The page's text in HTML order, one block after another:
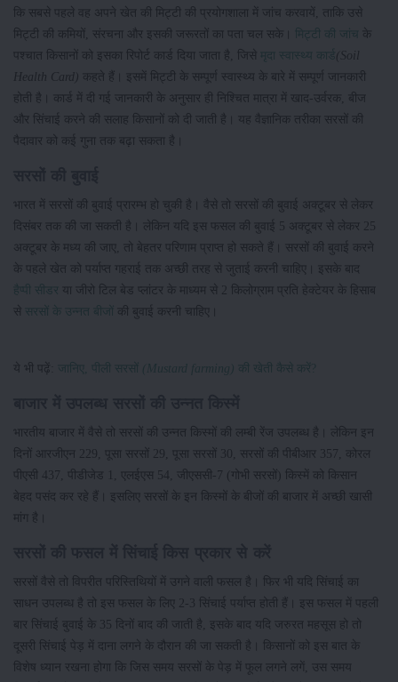
कि सबसे पहले वह अपने खेत की मिट्टी की प्रयोगशाला में जांच करवायें, ताकि उसे
मिट्टी की कमियों, संरचना और इसकी जरूरतों का पता चल सके।
मिट्टी की जांच
के
पश्चात किसानों को इसका रिपोर्ट कार्ड दिया जाता है, जिसे मृदा स्वास्थ्य कार्ड (Soil
Health Card) कहते हैं। इसमें मिट्टी के सम्पूर्ण स्वास्थ्य के बारे में सम्पूर्ण जानकारी
होती है। कार्ड में दी गई जानकारी के अनुसार ही निश्चित मात्रा में खाद-उर्वरक, बीज
और सिंचाई करने की सलाह किसानों को दी जाती है। यह वैज्ञानिक तरीका सरसों की
पैदावार को कई गुना तक बढ़ा सकता है।
भारत में सरसों की बुवाई प्रारम्भ हो चुकी है। वैसे तो सरसों की बुवाई अक्टूबर से लेकर
दिसंबर तक की जा सकती है। लेकिन यदि इस फसल की बुवाई 5 अक्टूबर से लेकर 25
अक्टूबर के मध्य की जाए, तो बेहतर परिणाम प्राप्त हो सकते हैं। सरसों की बुवाई करने
के पहले खेत को पर्याप्त गहराई तक अच्छी तरह से जुताई करनी चाहिए। इसके बाद
हैप्पी सीडर या जीरो टिल बेड प्लांटर के माध्यम से 2 किलोग्राम प्रति हेक्टेयर के हिसाब
से सरसों के उन्नत बीजों की बुवाई करनी चाहिए।
ये भी पढ़ें: जानिए, पीली सरसों (Mustard farming) की खेती कैसे करें?
भारतीय बाजार में वैसे तो सरसों की उन्नत किस्मों की लम्बी रेंज उपलब्ध है। लेकिन इन
दिनों आरजीएन 229, पूसा सरसों 29, पूसा सरसों 30, सरसों की पीबीआर 357, कोरल
पीएसी 437, पीडीजेड 1, एलईएस 54, जीएससी-7 (गोभी सरसों) किस्में को किसान
बेहद पसंद कर रहे हैं। इसलिए सरसों के इन किस्मों के बीजों की बाजार में अच्छी खासी
मांग है।
सरसों वैसे तो विपरीत परिस्तिथियों में उगने वाली फसल है। फिर भी यदि सिंचाई का
साधन उपलब्ध है तो इस फसल के लिए 2-3 सिंचाई पर्याप्त होती हैं। इस फसल में पहली
बार सिंचाई बुवाई के 35 दिनों बाद की जाती है, इसके बाद यदि जरुरत महसूस हो तो
दूसरी सिंचाई पेड़ में दाना लगने के दौरान की जा सकती है। किसानों को इस बात के
विशेष ध्यान रखना होगा कि जिस समय सरसों के पेड़ में फूल लगने लगें, उस समय